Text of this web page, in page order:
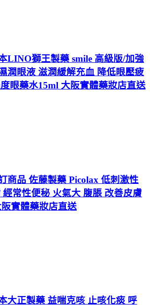
LINO獅王製藥 smile 高級版/加強
潤眼液 滋潤緩解充血 降低眼壓疲
眼藥水15ml 大阪實體藥妝店直送
商品 佐藤製藥 Picolax 低刺激性
常性便秘 火氣大 腹脹 改善皮膚
實體藥妝店直送
大正製藥 益喘克咳 止咳化痰 呼